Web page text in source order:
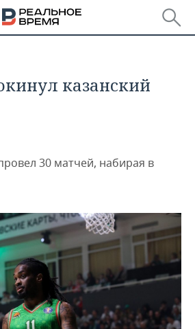
казанский
30 матчей, набирая в